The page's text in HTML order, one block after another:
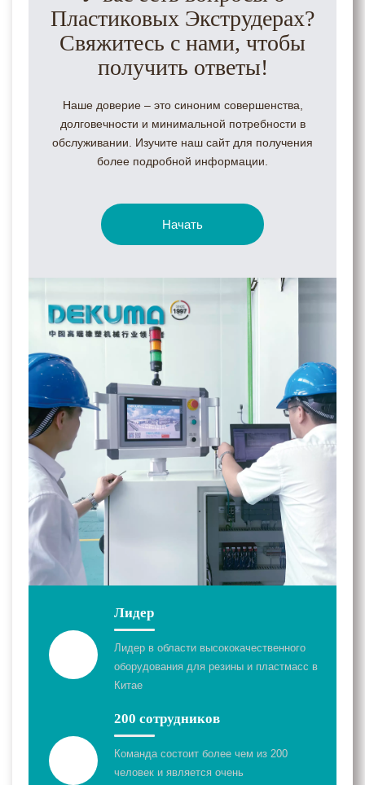
Пластиковых Экструдерах?
Свяжитесь с нами, чтобы
получить ответы!
Наше доверие – это синоним совершенства,
долговечности и минимальной потребности в
обслуживании. Изучите наш сайт для получения
более подробной информации.
Начать
Лидер
Лидер в области высококачественного
оборудования для резины и пластмасс в
Китае
200 сотрудников
Команда состоит более чем из 200
человек и является очень